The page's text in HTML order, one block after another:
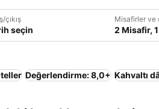
çıkış
seçin
Misafirler ve
2 Misafir,
Değerlendirme: 8,0+ Kahvaltı